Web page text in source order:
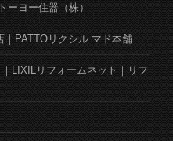
ーヨー住器（株）
PATTOリクシル マド本舗
LIXILリフォームネット｜リフ